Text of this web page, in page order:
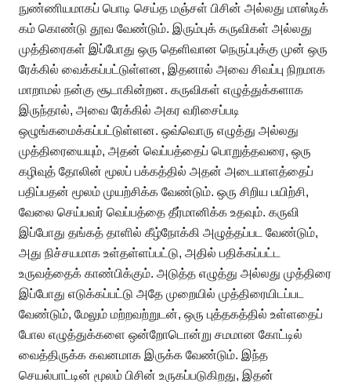
நுண்ணியமாகப் பொடி செய்த மஞ்சள் பிசின் அல்லது மாஸ்டிக்
கம் கொண்டு தூவ வேண்டும். இரும்புக் கருவிகள் அல்லது
முத்திரைகள் இப்போது ஒரு தெளிவான நெருப்புக்கு முன் ஒரு
ரேக்கில் வைக்கப்பட்டுள்ளன, இதனால் அவை சிவப்பு நிறமாக
மாறாமல் நன்கு சூடாகின்றன. கருவிகள் எழுத்துக்களாக
இருந்தால், அவை ரேக்கில் அகர வரிசைப்படி
ஒழுங்கமைக்கப்பட்டுள்ளன. ஒவ்வொரு எழுத்து அல்லது
முத்திரையையும், அதன் வெப்பத்தைப் பொறுத்தவரை, ஒரு
கழிவுத் தோலின் மூலப் பக்கத்தில் அதன் அடையாளத்தைப்
பதிப்பதன் மூலம் முயற்சிக்க வேண்டும். ஒரு சிறிய பயிற்சி,
வேலை செய்பவர் வெப்பத்தை தீர்மானிக்க உதவும். கருவி
இப்போது தங்கத் தாளில் கீழ்நோக்கி அழுத்தப்பட வேண்டும்,
அது நிச்சயமாக உள்தள்ளப்பட்டு, அதில் பதிக்கப்பட்ட
உருவத்தைக் காண்பிக்கும். அடுத்த எழுத்து அல்லது முத்திரை
இப்போது எடுக்கப்பட்டு அதே முறையில் முத்திரையிடப்பட
வேண்டும், மேலும் மற்றவற்றுடன், ஒரு புத்தகத்தில் உள்ளதைப்
போல எழுத்துக்களை ஒன்றோடொன்று சமமான கோட்டில்
வைத்திருக்க கவனமாக இருக்க வேண்டும். இந்த
செயல்பாட்டின் மூலம் பிசின் உருகப்படுகிறது, இதன்